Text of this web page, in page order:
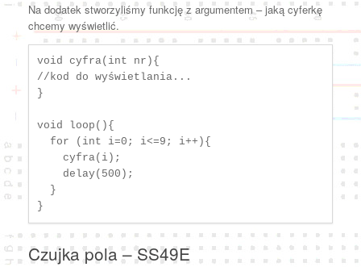
Na dodatek stworzyliśmy funkcję z argumentem – jaką cyferkę
chcemy wyświetlić.
void cyfra(int nr){
//kod do wyświetlania...
}
void loop(){
  for (int i=0; i<=9; i++){
    cyfra(i);
    delay(500);
  }
}
Czujka pola – SS49E